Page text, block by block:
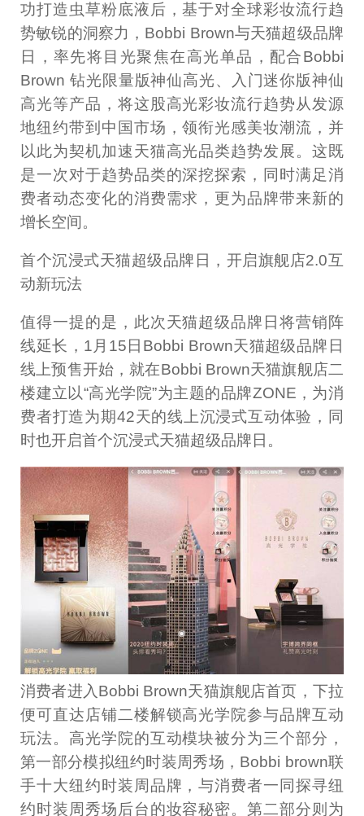
功打造虫草粉底液后，基于对全球彩妆流行趋
势敏锐的洞察力，Bobbi Brown与天猫超级品牌
日，率先将目光聚焦在高光单品，配合Bobbi
Brown 钻光限量版神仙高光、入门迷你版神仙
高光等产品，将这股高光彩妆流行趋势从发源
地纽约带到中国市场，领衔光感美妆潮流，并
以此为契机加速天猫高光品类趋势发展。这既
是一次对于趋势品类的深挖探索，同时满足消
费者动态变化的消费需求，更为品牌带来新的
增长空间。
首个沉浸式天猫超级品牌日，开启旗舰店2.0互
动新玩法
值得一提的是，此次天猫超级品牌日将营销阵
线延长，1月15日Bobbi Brown天猫超级品牌日
线上预售开始，就在Bobbi Brown天猫旗舰店二
楼建立以“高光学院”为主题的品牌ZONE，为消
费者打造为期42天的线上沉浸式互动体验，同
时也开启首个沉浸式天猫超级品牌日。
消费者进入Bobbi Brown天猫旗舰店首页，下拉
便可直达店铺二楼解锁高光学院参与品牌互动
玩法。高光学院的互动模块被分为三个部分，
第一部分模拟纽约时装周秀场，Bobbi brown联
手十大纽约时装周品牌，与消费者一同探寻纽
约时装周秀场后台的妆容秘密。第二部分则为